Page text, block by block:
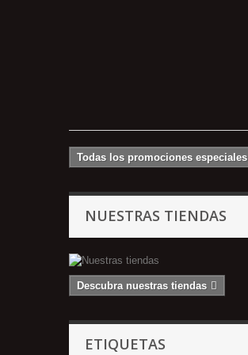
Todas los promociones especiales
NUESTRAS TIENDAS
Descubra nuestras tiendas
ETIQUETAS